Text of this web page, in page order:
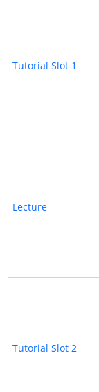
Tutorial Slot 1
Lecture
Tutorial Slot 2